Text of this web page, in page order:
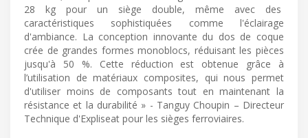
28 kg pour un siège double, même avec des
caractéristiques sophistiquées comme l'éclairage
d'ambiance. La conception innovante du dos de coque
crée de grandes formes monoblocs, réduisant les pièces
jusqu'à 50 %. Cette réduction est obtenue grâce à
l’utilisation de matériaux composites, qui nous permet
d'utiliser moins de composants tout en maintenant la
résistance et la durabilité » - Tanguy Choupin – Directeur
Technique d'Expliseat pour les sièges ferroviaires.